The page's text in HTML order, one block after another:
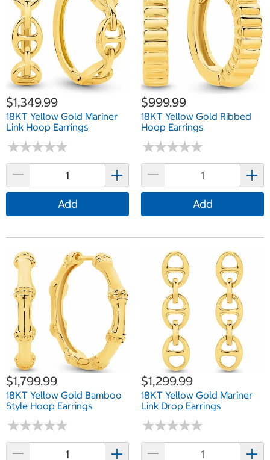
$1,349.99
18KT Yellow Gold Mariner
Link Hoop Earrings
★★★★★
★★★★★
Add
$999.99
18KT Yellow Gold Ribbed
Hoop Earrings
★★★★★
★★★★★
Add
$1,799.99
18KT Yellow Gold Bamboo
Style Hoop Earrings
★★★★★
★★★★★
$1,299.99
18KT Yellow Gold Mariner
Link Drop Earrings
★★★★★
★★★★★